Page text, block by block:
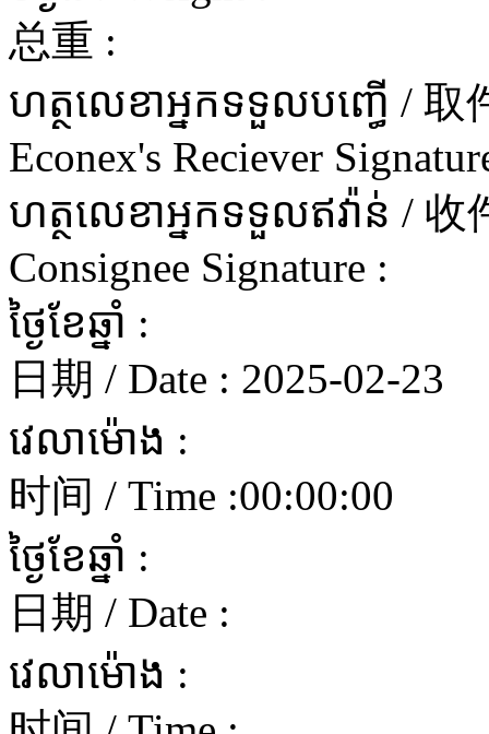
总重 :
ហត្ថលេខាអ្នកទទួលបញ្ធើ / 取
Econex's Reciever
ហត្ថលេខាអ្នកទទួលឥវ៉ាន់ /
Consignee Signature :
ថ្ងៃខែឆ្នាំ :
日期 / Date : 2025-02-23
វេលាម៉ោង :
时间 / Time :00:00:00
ថ្ងៃខែឆ្នាំ :
日期 / Date :
វេលាម៉ោង :